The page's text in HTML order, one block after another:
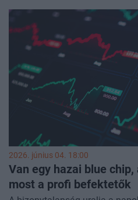
pedig alig több mint egy
százalékot ugrott.
2026. június 04. 18:00
Van egy hazai blue
most a profi befektetők